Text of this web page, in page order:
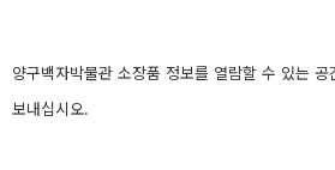
양구백자박물관 소장품 정보를 열람할 수 있는
보내십시오.